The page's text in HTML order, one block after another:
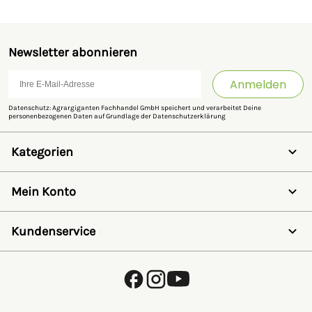
Newsletter abonnieren
Anmelden
Datenschutz: Agrargiganten Fachhandel GmbH speichert und verarbeitet Deine
personenbezogenen Daten auf Grundlage der Datenschutzerklärung
Kategorien
Schermaschinen
Futter- & Tränkesysteme
Haus, Hof & Stall
SALE
Mein Konto
Registrieren
Wunschzettel
Passwort vergessen
Kundenservice
Kostenlose Fachberatung